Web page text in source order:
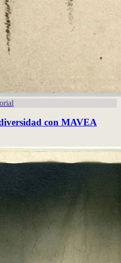
con MAVEA